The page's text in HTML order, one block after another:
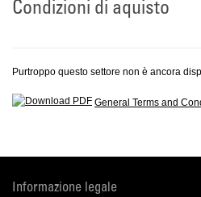
Condizioni di aquisto
Purtroppo questo settore non è ancora
General Terms and
Informazione legale